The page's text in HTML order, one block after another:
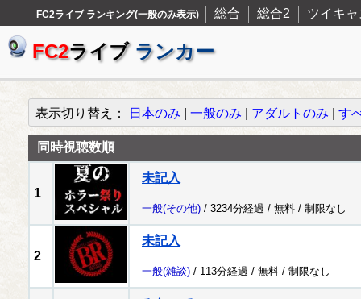
FC2ライブ ランキング(一般のみ表示) 総合 総合2 ツイキャ
FC2ライブ ランカー
表示切り替え： 日本のみ 一般のみ アダルトのみ す
同時視聴数順
1
未記入
一般(その他) / 3234分経過 / 無料 / 制限なし
2
未記入
一般(雑談) / 113分経過 / 無料 / 制限なし